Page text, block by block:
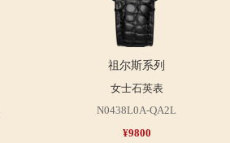
祖尔斯系列
女士石英表
N0438L0A-QA2L
¥9800